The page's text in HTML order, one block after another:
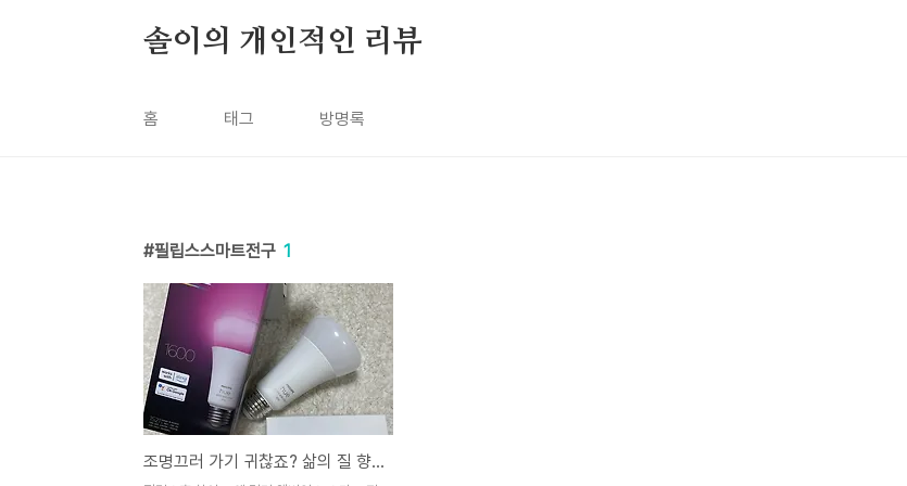
솔이의 개인적인 리뷰
홈 태그 방명록
필립스스마트전구 1
조명끄러 가기 귀찮죠? 삶의 질 향상템!! : 필립스 휴 스마트 전구 내돈내산 구매 후기